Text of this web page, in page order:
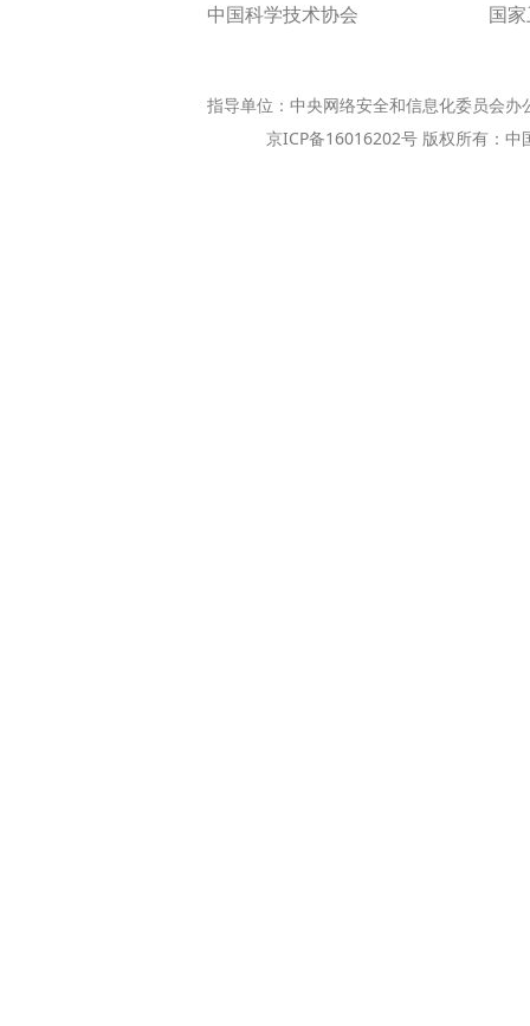
中国科学技术协会 国
指导单位：中央网络安全和信息化委员会
京ICP备16016202号 版权所有：